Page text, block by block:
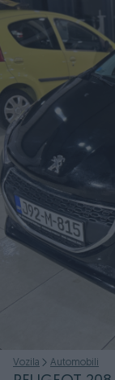
Vozila Automobili